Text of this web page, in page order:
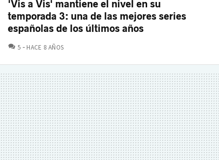
'Vis a Vis' mantiene el nivel en su
temporada 3: una de las mejores series
españolas de los últimos años
5 COMENTARIOS
HACE 8 AÑOS